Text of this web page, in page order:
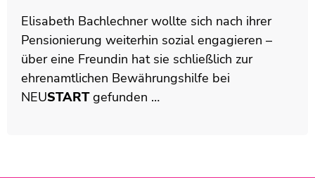
Elisabeth Bachlechner wollte sich nach ihrer
Pensionierung weiterhin sozial engagieren –
über eine Freundin hat sie schließlich zur
ehrenamtlichen Bewährungshilfe bei
NEUSTARTgefunden …